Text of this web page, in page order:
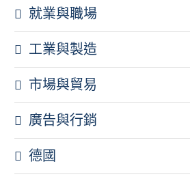
就業與職場
工業與製造
市場與貿易
廣告與行銷
德國